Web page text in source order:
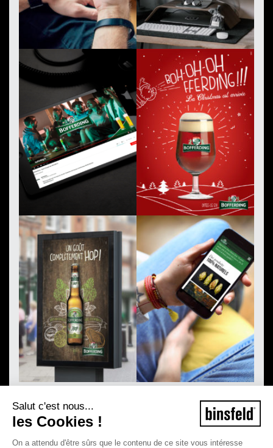
Salut c'est nous...
les Cookies !
On a attendu d'être sûrs que le contenu de ce site vous intéresse